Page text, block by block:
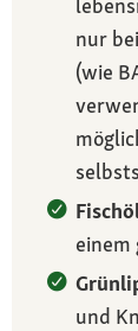
nur
(wie
einem
und